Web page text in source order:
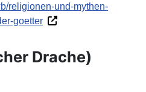
religionen-und-mythen-
goetter
Drache)